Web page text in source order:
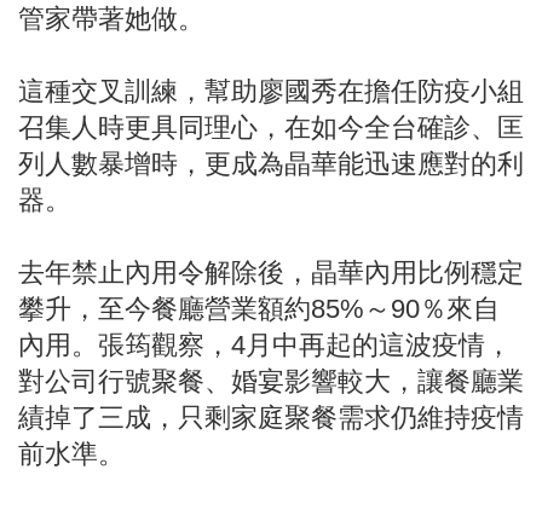
管家帶著她做。
這種交叉訓練，幫助廖國秀在擔任防疫小組
召集人時更具同理心，在如今全台確診、匡
列人數暴增時，更成為晶華能迅速應對的利
器。
去年禁止內用令解除後，晶華內用比例穩定
攀升，至今餐廳營業額約85%～90％來自
內用。張筠觀察，4月中再起的這波疫情，
對公司行號聚餐、婚宴影響較大，讓餐廳業
績掉了三成，只剩家庭聚餐需求仍維持疫情
前水準。